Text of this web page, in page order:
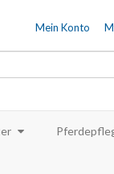
Mein Konto